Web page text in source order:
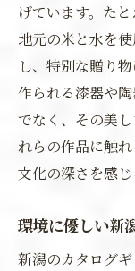
げています。た
地元の米と水を
し、特別な贈り
作られる漆器や
でなく、その美
れらの作品に触
文化の深さを感じ
環境に優しい新
新潟のカタログ